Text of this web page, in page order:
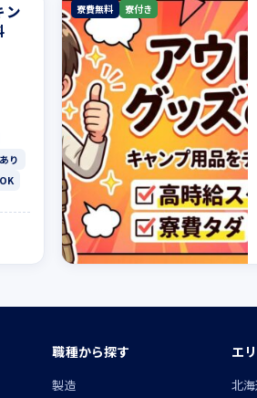
ン
り
寮費無料 寮付き
職種から探す
製造
エ
北